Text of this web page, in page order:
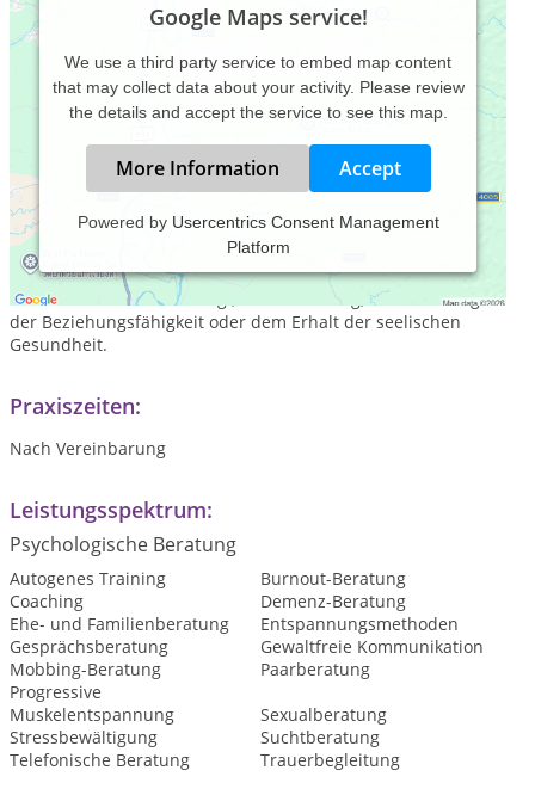
Google Maps service!
We use a third party service to embed map content
that may collect data about your activity. Please review
the details and accept the service to see this map.
More Information Accept
Powered by Usercentrics Consent Management
Platform
Ich arbeite ausschlieslich mit klinisch gesunden Personen in
verschiedene Bereichen zum Zwecke der
Persönlichkeitsentwicklung , Problemlösung, Verbesserung
der Beziehungsfähigkeit oder dem Erhalt der seelischen
Gesundheit.
Praxiszeiten:
Nach Vereinbarung
Leistungsspektrum:
Psychologische Beratung
Autogenes Training
Burnout-Beratung
Coaching
Demenz-Beratung
Ehe- und Familienberatung
Entspannungsmethoden
Gesprächsberatung
Gewaltfreie Kommunikation
Mobbing-Beratung
Paarberatung
Progressive
Muskelentspannung
Sexualberatung
Stressbewältigung
Suchtberatung
Telefonische Beratung
Trauerbegleitung